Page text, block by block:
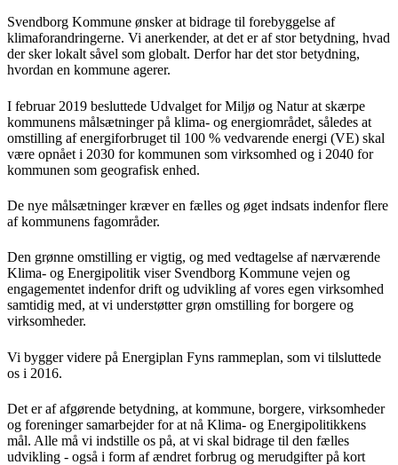
Svendborg Kommune ønsker at bidrage til forebyggelse af
klimaforandringerne. Vi anerkender, at det er af stor betydning, hvad
der sker lokalt såvel som globalt. Derfor har det stor betydning,
hvordan en kommune agerer.
I februar 2019 besluttede Udvalget for Miljø og Natur at skærpe
kommunens målsætninger på klima- og energiområdet, således at
omstilling af energiforbruget til 100 % vedvarende energi (VE) skal
være opnået i 2030 for kommunen som virksomhed og i 2040 for
kommunen som geografisk enhed.
De nye målsætninger kræver en fælles og øget indsats indenfor flere
af kommunens fagområder.
Den grønne omstilling er vigtig, og med vedtagelse af nærværende
Klima- og Energipolitik viser Svendborg Kommune vejen og
engagementet indenfor drift og udvikling af vores egen virksomhed
samtidig med, at vi understøtter grøn omstilling for borgere og
virksomheder.
Vi bygger videre på Energiplan Fyns rammeplan, som vi tilsluttede
os i 2016.
Det er af afgørende betydning, at kommune, borgere, virksomheder
og foreninger samarbejder for at nå Klima- og Energipolitikkens
mål. Alle må vi indstille os på, at vi skal bidrage til den fælles
udvikling - også i form af ændret forbrug og merudgifter på kort